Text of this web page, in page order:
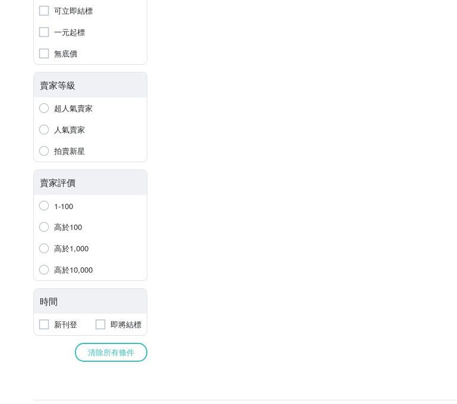
可立即結標
一元起標
無底價
賣家等級
超人氣賣家
人氣賣家
拍賣新星
賣家評價
1-100
高於100
高於1,000
高於10,000
時間
新刊登 即將結標
清除所有條件